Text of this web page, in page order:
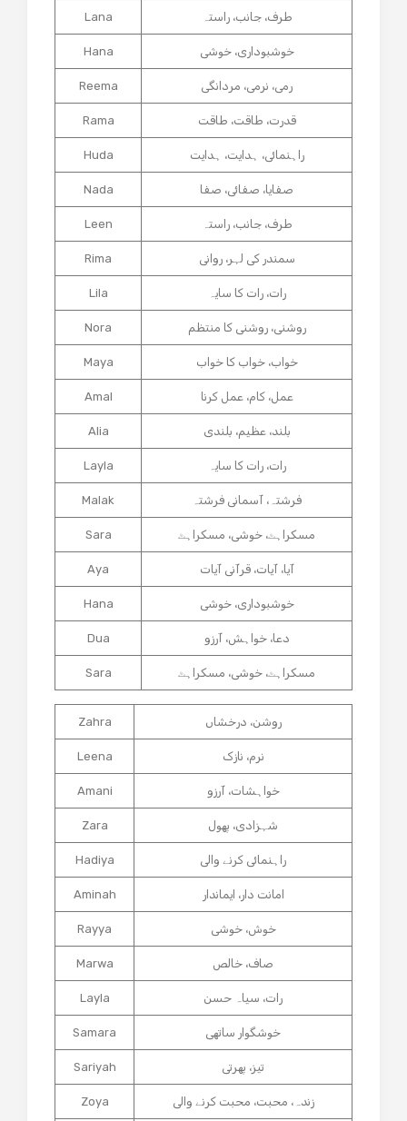
Lana طرف، جانب، راستہ
Hana خوشبوداری، خوشی
Reema رمی، نرمی، مردانگی
Rama قدرت، طاقت، طاقت
Huda راہنمائی، ہدایت، ہدایت
Nada صفایا، صفائی، صفا
Leen طرف، جانب، راستہ
Rima سمندر کی لہر، روانی
Lila رات، رات کا سایہ
Nora روشنی، روشنی کا منتظم
Maya خواب، خواب کا خواب
Amal عمل، کام، عمل کرنا
Alia بلند، عظیم، بلندی
Layla رات، رات کا سایہ
Malak فرشتہ، آسمانی فرشتہ
Sara مسکراہٹ، خوشی، مسکراہٹ
Aya آیا، آیات، قرآنی آیات
Hana خوشبوداری، خوشی
Dua دعا، خواہش، آرزو
Sara مسکراہٹ، خوشی، مسکراہٹ
Zahra روشن، درخشاں
Leena نرم، نازک
Amani خواہشات، آرزو
Zara شہزادی، پھول
Hadiya راہنمائی کرنے والی
Aminah امانت دار، ایماندار
Rayya خوش، خوشی
Marwa صاف، خالص
Layla رات، سیاہ حسن
Samara خوشگوار ساتھی
Sariyah تیز، پھرتی
Zoya زندہ، محبت، محبت کرنے والی